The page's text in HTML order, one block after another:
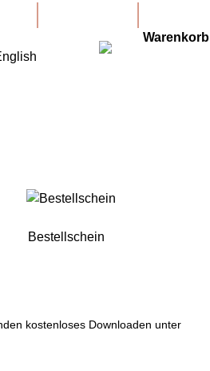
Warenkorb
Bestellschein
kostenloses Downloaden unter